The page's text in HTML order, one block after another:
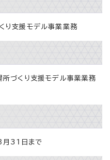
り支援モデル事業業務
所づくり支援モデル事業業務
31日まで